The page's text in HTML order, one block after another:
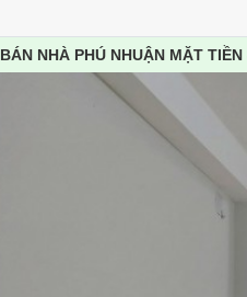
BÁN NHÀ PHÚ NHUẬN MẶT